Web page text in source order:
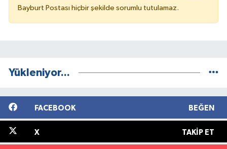
Bayburt Postası hiçbir şekilde sorumlu tutulamaz.
Yükleniyor...
FACEBOOK BEĞEN
X TAKIP ET